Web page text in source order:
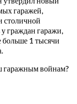
гаражей,
столичной
граждан гаражи,
больше 1 тысячи
гаражным войнам?